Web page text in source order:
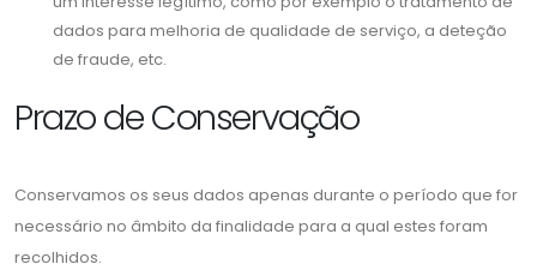
dados para melhoria de qualidade de serviço, a deteção
de fraude, etc.
Prazo de Conservação
Conservamos os seus dados apenas durante o período que for
necessário no âmbito da finalidade para a qual estes foram
recolhidos.